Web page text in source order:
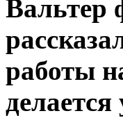
Вальтер
работы